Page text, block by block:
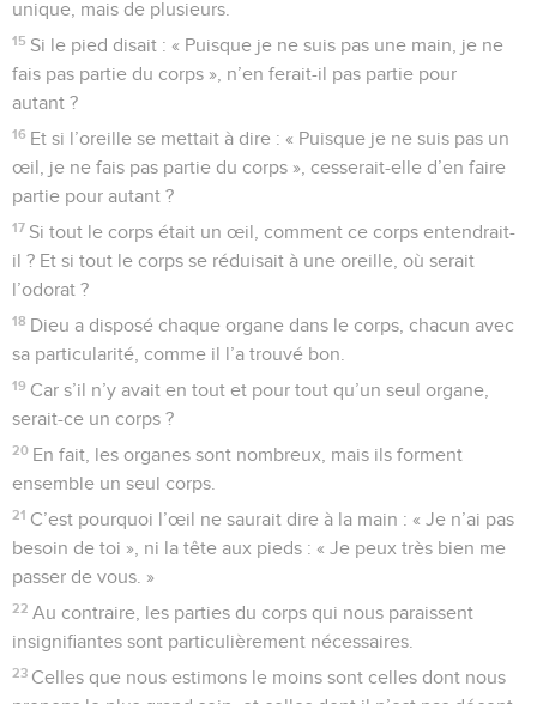
unique, mais de plusieurs.
15 Si le pied disait : « Puisque je ne suis pas une main, je ne
fais pas partie du corps », n’en ferait-il pas partie pour
autant ?
16 Et si l’oreille se mettait à dire : « Puisque je ne suis pas un
œil, je ne fais pas partie du corps », cesserait-elle d’en faire
partie pour autant ?
17 Si tout le corps était un œil, comment ce corps entendrait-
il ? Et si tout le corps se réduisait à une oreille, où serait
l’odorat ?
18 Dieu a disposé chaque organe dans le corps, chacun avec
sa particularité, comme il l’a trouvé bon.
19 Car s’il n’y avait en tout et pour tout qu’un seul organe,
serait-ce un corps ?
20 En fait, les organes sont nombreux, mais ils forment
ensemble un seul corps.
21 C’est pourquoi l’œil ne saurait dire à la main : « Je n’ai pas
besoin de toi », ni la tête aux pieds : « Je peux très bien me
passer de vous. »
22 Au contraire, les parties du corps qui nous paraissent
insignifiantes sont particulièrement nécessaires.
23 Celles que nous estimons le moins sont celles dont nous